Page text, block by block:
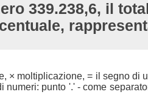
339.238,6, il
× moltiplicazione, = il segno di
numeri: punto '.' - come